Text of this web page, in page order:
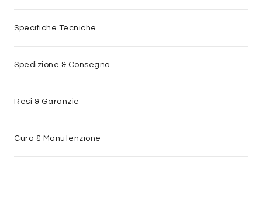
Specifiche Tecniche
Spedizione & Consegna
Resi & Garanzie
Cura & Manutenzione